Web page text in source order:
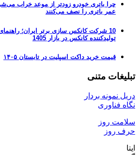
عمر باتری را نصف می‌کنند
10 شرکت کانکس سازی برتر ایران؛
تولیدکننده کانکس در بازار 1405
قیمت خرید داکت اسپلیت در تابستان ۱۴۰۵
تبلیغات متنی
دریل نمونه بردار
نگاه فناوری
سلامت روز
حرف روز
ایتا